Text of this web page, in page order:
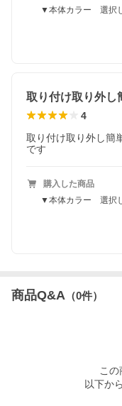
▼本体カラー 選択
4
取り付け取り外し簡
です
購入した商品
▼本体カラー 選択
商品Q&A （0件）
この
以下か